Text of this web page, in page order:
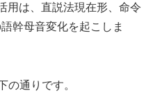
用は、直説法現在形、命令
幹母音変化を起こしま
の通りです。